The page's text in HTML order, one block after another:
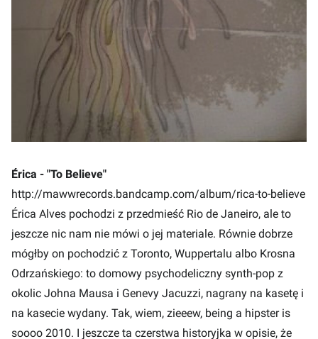
Érica - "To Believe"
http://mawwrecords.bandcamp.com/album/rica-to-believe
Érica Alves pochodzi z przedmieść Rio de Janeiro, ale to
jeszcze nic nam nie mówi o jej materiale. Równie dobrze
mógłby on pochodzić z Toronto, Wuppertalu albo Krosna
Odrzańskiego: to domowy psychodeliczny synth-pop z
okolic Johna Mausa i Genevy Jacuzzi, nagrany na kasetę i
na kasecie wydany. Tak, wiem, zieeew, being a hipster is
soooo 2010. I jeszcze ta czerstwa historyjka w opisie, że